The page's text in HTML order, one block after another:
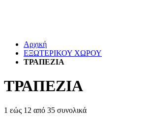
Αρχική
ΕΞΩΤΕΡΙΚΟΥ ΧΩΡΟΥ
ΤΡΑΠΕΖΙΑ
ΤΡΑΠΕΖΙΑ
1 εώς 12 από 35 συνολικά